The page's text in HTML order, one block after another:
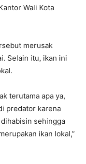
Wali Kota
merusak
Selain itu, ikan ini
terutama apa ya,
predator karena
sehingga
ikan lokal,”